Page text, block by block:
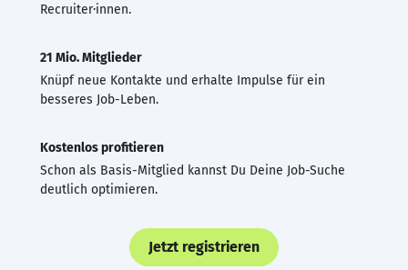
Recruiter·innen.
21 Mio. Mitglieder
Knüpf neue Kontakte und erhalte Impulse für ein
besseres Job-Leben.
Kostenlos profitieren
Schon als Basis-Mitglied kannst Du Deine Job-Suche
deutlich optimieren.
Jetzt registrieren